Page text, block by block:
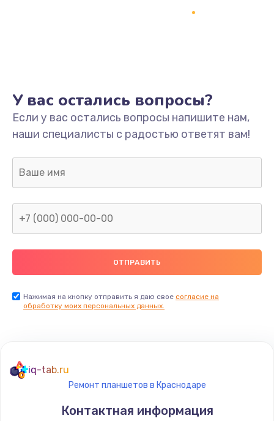
Замена процессора
1800 руб.
Замена системы охлаждения
1600 руб.
Замена термопасты
Заказать
Замена южного моста
2300 руб.
У вас остались вопросы?
Если у вас остались вопросы напишите нам,
наши специалисты с радостью ответят вам!
Нажимая на кнопку отправить я даю свое согласие на
обработку моих персональных данных.
iq-tab.ru
Ремонт планшетов в Краснодаре
Контактная информация